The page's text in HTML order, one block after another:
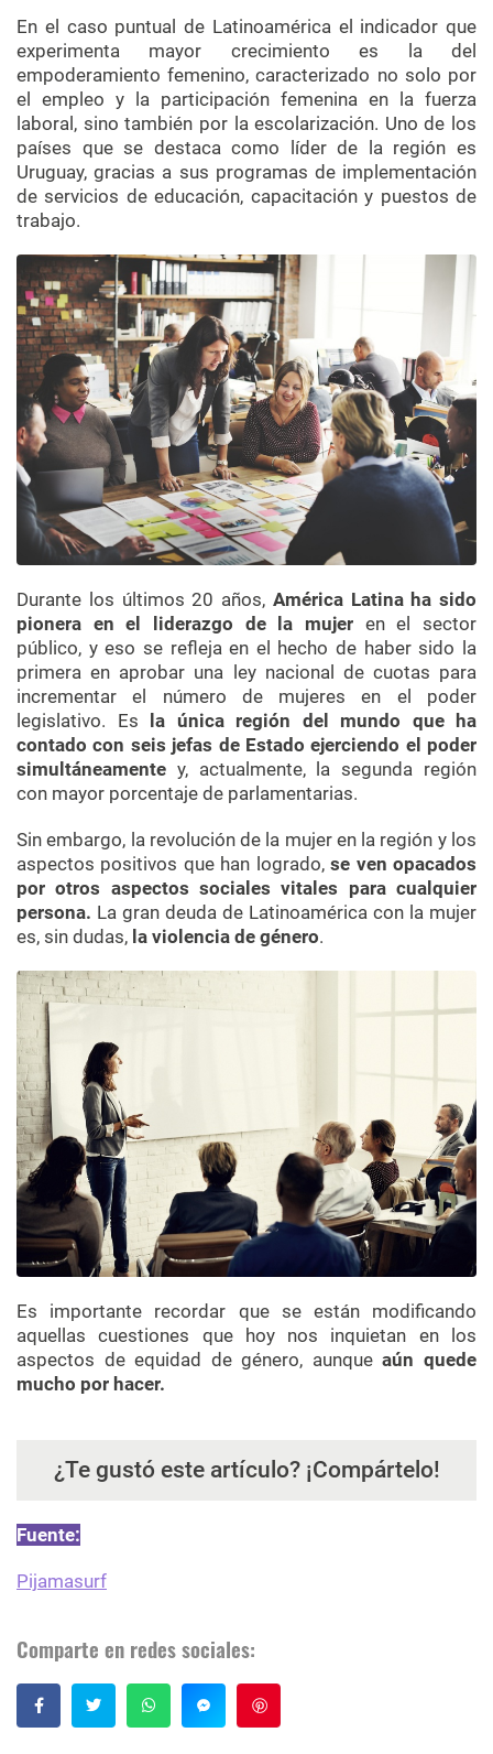
En el caso puntual de Latinoamérica el indicador que
experimenta mayor crecimiento es la del
empoderamiento femenino, caracterizado no solo por
el empleo y la participación femenina en la fuerza
laboral, sino también por la escolarización. Uno de los
países que se destaca como líder de la región es
Uruguay, gracias a sus programas de implementación
de servicios de educación, capacitación y puestos de
trabajo.
Durante los últimos 20 años, América Latina ha sido
pionera en el liderazgo de la mujer en el sector
público, y eso se refleja en el hecho de haber sido la
primera en aprobar una ley nacional de cuotas para
incrementar el número de mujeres en el poder
legislativo. Es
la única región del mundo que ha
contado con seis jefas de Estado ejerciendo el poder
simultáneamente y, actualmente, la segunda región
con mayor porcentaje de parlamentarias.
Sin embargo, la revolución de la mujer en la región y los
aspectos positivos que han logrado,se ven opacados
por otros aspectos sociales vitales para cualquier
persona. La gran deuda de Latinoamérica con la mujer
es, sin dudas, la violencia de género.
Es importante recordar que se están modificando
aquellas cuestiones que hoy nos inquietan en los
aspectos de equidad de género, aunqueaún quede
mucho por hacer.
¿Te gustó este artículo? ¡Compártelo!
Fuente:
Pijamasurf
Comparte en redes sociales: